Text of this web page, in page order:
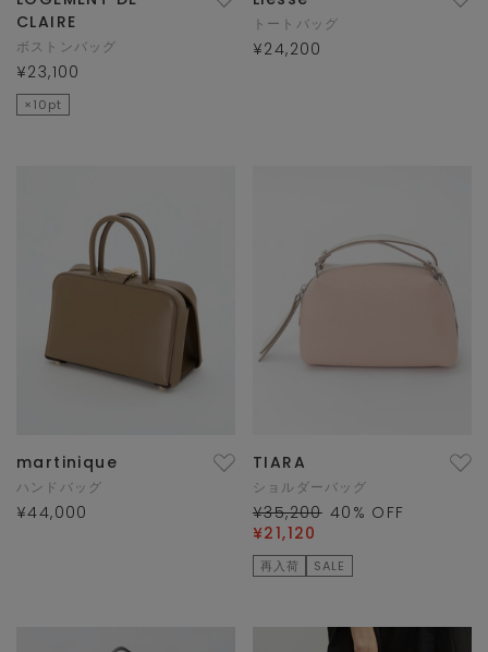
CLAIRE
ボストンバッグ
¥23,100
×10pt
トートバッグ
¥24,200
martinique
ハンドバッグ
¥44,000
TIARA
ショルダーバッグ
¥35,200 40 % OFF
¥21,120
再入荷 SALE